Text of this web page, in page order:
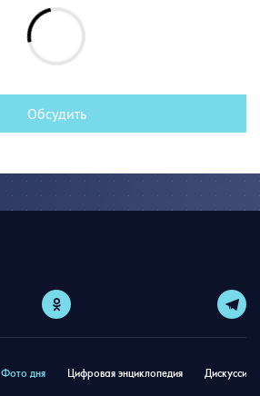
Обсудить
Фото дня Цифровая энциклопедия